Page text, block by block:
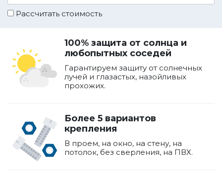
Рассчитать стоимость
100% защита от солнца и
любопытных соседей
Гарантируем защиту от солнечных
лучей и глазастых, назойливых
прохожих.
Более 5 вариантов
крепления
В проем, на окно, на стену, на
потолок, без сверления, на ПВХ.